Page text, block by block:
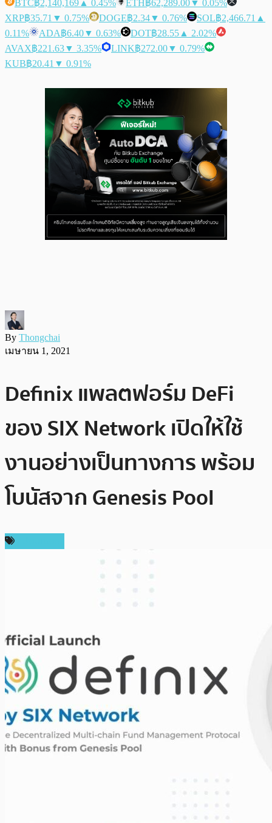
BTC฿2,140,169 ▲ 0.45% ETH฿62,289.00▼ 0.05%
XRP฿35.71 ▼ 0.75% DOGE฿2.34▼ 0.76% SOL฿2,466.71 ▲
0.11%
ADA฿6.40▼ 0.63% DOT฿28.55 ▲ 2.02%
AVAX฿221.63▼ 3.35% LINK฿272.00▼ 0.79%
KUB฿20.41 ▼ 0.91%
By Thongchai
เมษายน 1, 2021
Definix แพลตฟอร์ม DeFi
ของ SIX Network เปิดให้ใช้
งานอย่างเป็นทางการ พร้อม
โบนัสจาก Genesis Pool